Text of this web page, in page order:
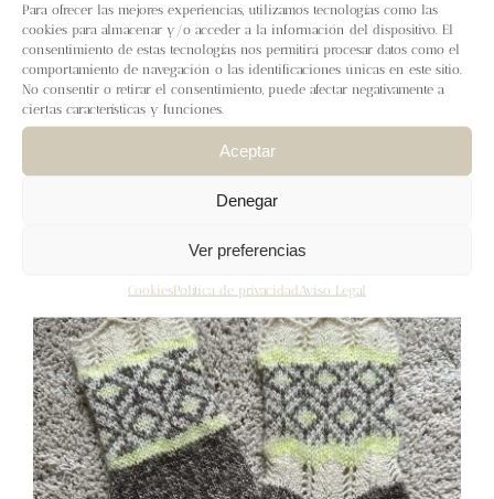
Para ofrecer las mejores experiencias, utilizamos tecnologías como las
cookies para almacenar y/o acceder a la información del dispositivo. El
consentimiento de estas tecnologías nos permitirá procesar datos como el
comportamiento de navegación o las identificaciones únicas en este sitio.
No consentir o retirar el consentimiento, puede afectar negativamente a
ciertas características y funciones.
Aceptar
Denegar
Ver preferencias
CookiesPolítica de privacidad Aviso Legal
Manoplas puntilla
Añadir al carrito Detalles